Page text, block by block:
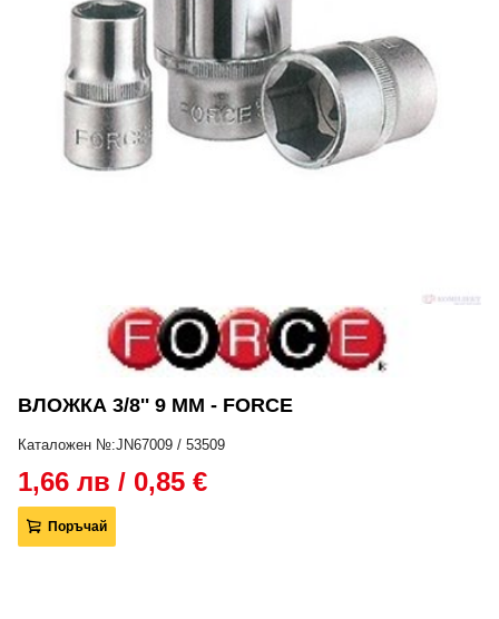
ВЛОЖКА 3/8'' 9 ММ - FORCE
Каталожен №:JN67009 / 53509
1,66 лв / 0,85 €
Поръчай